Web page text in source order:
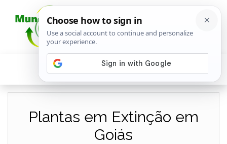
Plantas em Extinção em
Goiás